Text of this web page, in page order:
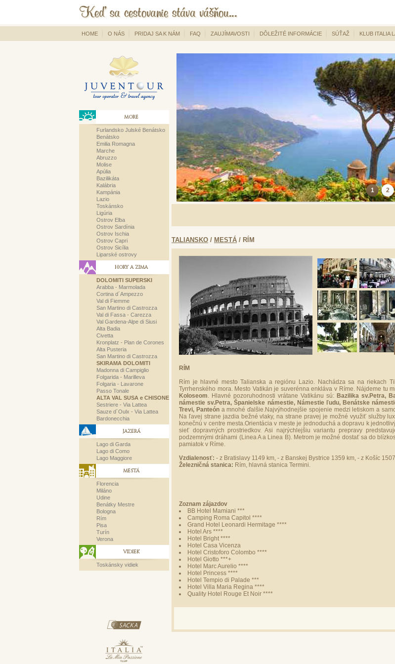
HOME O NÁS PRIDAJ SA K NÁM FAQ ZAUJÍMAVOSTI DÔLEŽITÉ INFORMÁCIE SÚŤAŽ KLUB ITALIA
MORE
Furlandsko Julské Benátsko
Benátsko
Emilia Romagna
Marche
Abruzzo
Molise
Apúlia
Bazilikáta
Kalábria
Kampánia
Lazio
Toskánsko
Ligúria
Ostrov Elba
Ostrov Sardínia
Ostrov Ischia
Ostrov Capri
Ostrov Sicília
Liparské ostrovy
HORY A ZIMA
DOLOMITI SUPERSKI
Arabba - Marmolada
Cortina d´Ampezzo
Val di Fiemme
San Martino di Castrozza
Val di Fassa - Carezza
Val Gardena-Alpe di Siusi
Alta Badia
Civetta
Kronplatz - Plan de Corones
Alta Pusteria
San Martino di Castrozza
SKIRAMA DOLOMITI
Madonna di Campiglio
Folgarida - Marilleva
Folgaria - Lavarone
Passo Tonale
ALTA VAL SUSA e CHISONE
Sestriere - Via Lattea
Sauze d´Oulx - Via Lattea
Bardonecchia
JAZERÁ
Lago di Garda
Lago di Como
Lago Maggiore
MESTÁ
Florencia
Miláno
Udine
Benátky Mestre
Bologna
Rím
Pisa
Turín
Verona
VIDIEK
Toskánsky vidiek
1 2
TALIANSKO / MESTÁ / RÍM
RÍM
Rím je hlavné mesto Talianska a regiónu Lazio. Nachádza sa na riekach
Tyrrhenského mora. Mesto Vatikán je suverénna enkláva v Ríme. Nájdeme tu
Koloseom. Hlavné pozoruhodnosti vrátane Vatikánu sú: Bazilika sv.Petra,
námestie sv.Petra, Španielske námestie, Námestie ľudu, Benátske
Trevi, Panteóna mnohé ďalšie.Najvýhodnejšie spojenie medzi letiskom a
Na ľavej strane jazdia bežné vlaky, na strane pravej je možné využiť služby
konečnú v centre mesta.Orientácia v meste je jednoduchá a dopravu k
sieť dopravných prostriedkov. Asi najrýchlejšiu variantu prepravy
podzemnými dráhami (Linea A a Linea B). Metrom je možné dostať sa do
pamiatok v Ríme.
Vzdialenosť: - z Bratislavy 1149 km, - z Banskej Bystrice 1359 km, - z Košíc
Železničná stanica: Rím, hlavná stanica Termini.
Zoznam zájazdov
BB Hotel Mamiani ***
Camping Roma Capitol ****
Grand Hotel Leonardi Hermitage ****
Hotel Ars ****
Hotel Bright ****
Hotel Casa Vicenza
Hotel Cristoforo Colombo ****
Hotel Giotto ***+
Hotel Marc Aurelio ****
Hotel Princess ****
Hotel Tempio di Palade ***
Hotel Villa Maria Regina ****
Quality Hotel Rouge Et Noir ****